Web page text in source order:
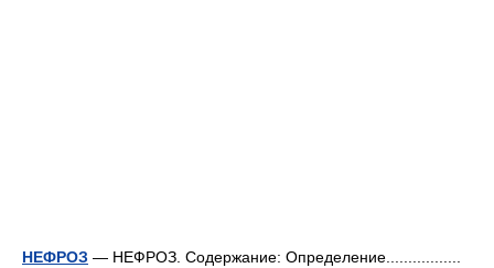
НЕФРОЗ — НЕФРОЗ. Содержание: Определение.................